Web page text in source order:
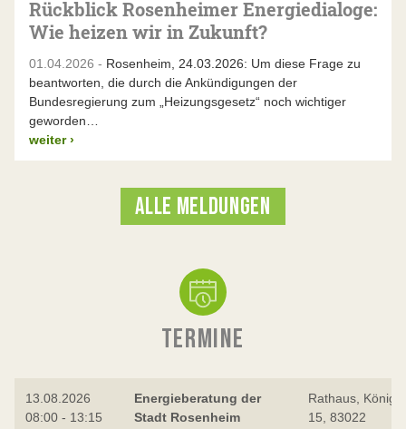
Rückblick Rosenheimer Energiedialoge:
Wie heizen wir in Zukunft?
01.04.2026 - Rosenheim, 24.03.2026: Um diese Frage zu
beantworten, die durch die Ankündigungen der
Bundesregierung zum „Heizungsgesetz“ noch wichtiger
geworden…
weiter ›
ALLE MELDUNGEN
TERMINE
13.08.2026
08:00 - 13:15
Energieberatung der
Stadt Rosenheim
Rathaus,
15, 83022